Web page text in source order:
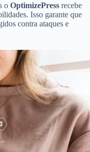
o OptimizePress recebe
Isso garante que
contra ataques e